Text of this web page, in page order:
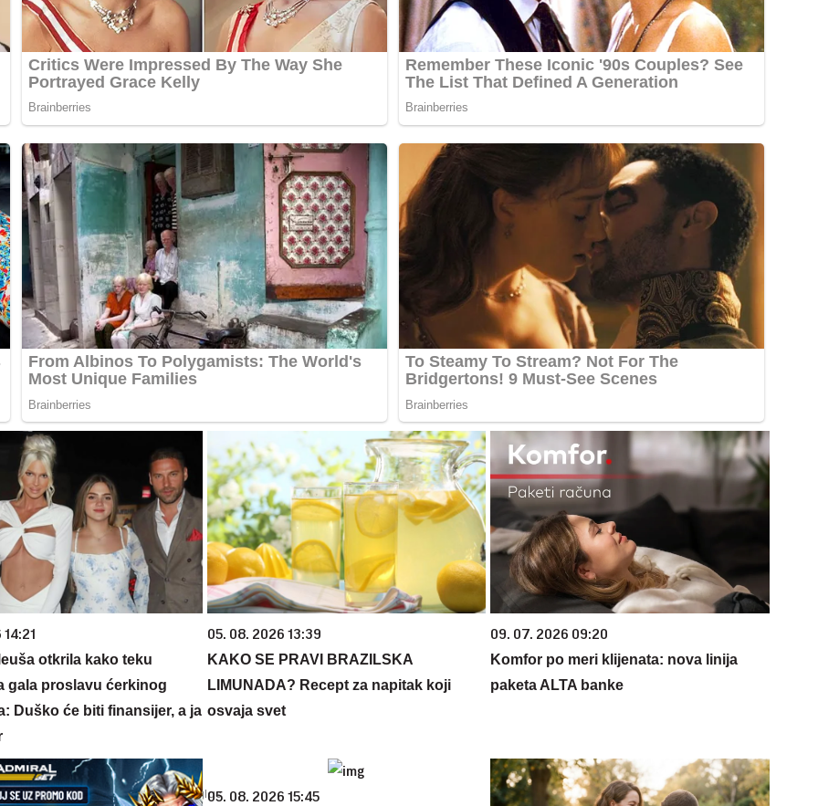
otkrila kako teku
gala proslavu ćerkinog
Duško će biti finansijer, a ja
05. 08. 2026 13:39
KAKO SE PRAVI BRAZILSKA
LIMUNADA? Recept za napitak koji
osvaja svet
09. 07. 2026 09:20
Komfor po meri klijenata: nova linija
paketa ALTA banke
05. 08. 2026 15:45